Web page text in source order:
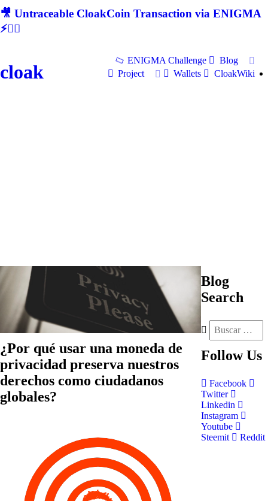
🎥 Untraceable CloakCoin Transaction via ENIGMA
⚡🕵‍♂
cloak
ENIGMA Challenge
Blog
Project
Wallets CloakWiki
¿Por qué usar una moneda de
privacidad preserva nuestros
derechos como ciudadanos
globales?
Blog
Search
Follow Us
Facebook
Twitter
Linkedin
Instagram
Youtube
Steemit
Reddit